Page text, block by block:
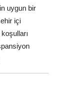
uygun bir
içi